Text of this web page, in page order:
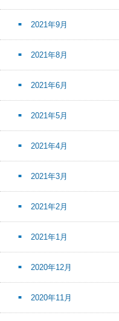
2021年9月
2021年8月
2021年6月
2021年5月
2021年4月
2021年3月
2021年2月
2021年1月
2020年12月
2020年11月